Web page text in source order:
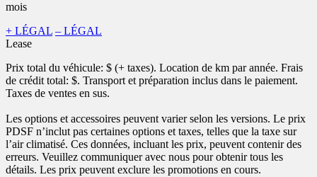
mois
+ LÉGAL – LÉGAL
Lease
Prix total du véhicule: $ (+ taxes). Location de km par année. Frais
de crédit total: $. Transport et préparation inclus dans le paiement.
Taxes de ventes en sus.
Les options et accessoires peuvent varier selon les versions. Le prix
PDSF n’inclut pas certaines options et taxes, telles que la taxe sur
l’air climatisé. Ces données, incluant les prix, peuvent contenir des
erreurs. Veuillez communiquer avec nous pour obtenir tous les
détails. Les prix peuvent exclure les promotions en cours.